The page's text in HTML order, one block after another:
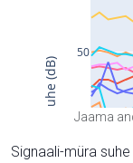
Jaama
Signaali-müra